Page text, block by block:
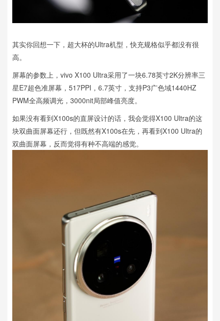
其实你回想一下，超大杯的Ultra机型，快充规格似乎都没有很
高。
屏幕的参数上，vivo X100 Ultra采用了一块6.78英寸2K分辨率三
星E7超色准屏幕，517PPI，6.7英寸，支持P3广色域1440HZ
PWM全高频调光，3000nit局部峰值亮度。
如果没有看到X100s的直屏设计的话，我会觉得X100 Ultra的这
块双曲面屏幕还行，但既然有X100s在先，再看到X100 Ultra的
双曲面屏幕，反而觉得有种不高端的感觉。